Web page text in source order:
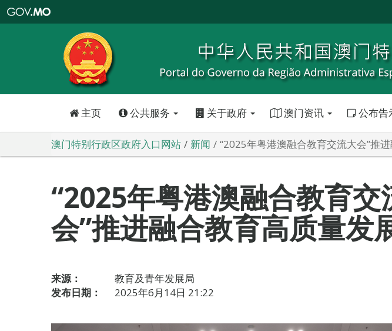
特
政
区
政
口
主页 公共服务 关于政府 澳门资讯 公布告
澳门特别行政区政府入口网站 新闻 “2025年粤港澳融合教育交流大会”推
“2025年粤港澳融合教育交
会”推进融合教育高质量发
来源：
教育及青年发展局
发布日期：
2025年6月14日 21:22